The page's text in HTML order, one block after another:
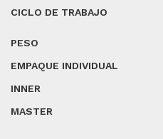
CICLO DE TRABAJO
PESO
EMPAQUE INDIVIDUAL
INNER
MASTER